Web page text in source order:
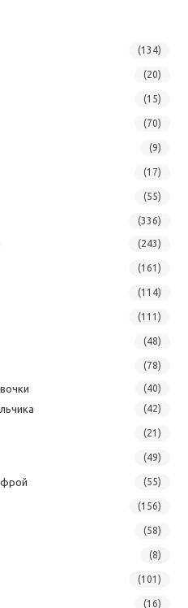
(134)
(20)
(15)
(70)
(9)
(17)
(55)
(336)
(243)
(161)
(114)
(111)
(48)
(78)
(40)
(42)
(21)
(49)
(55)
(156)
(58)
(8)
(101)
(16)